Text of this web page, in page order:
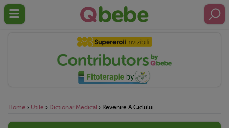
Home › Utile › Dictionar Medical › Revenire A Ciclului